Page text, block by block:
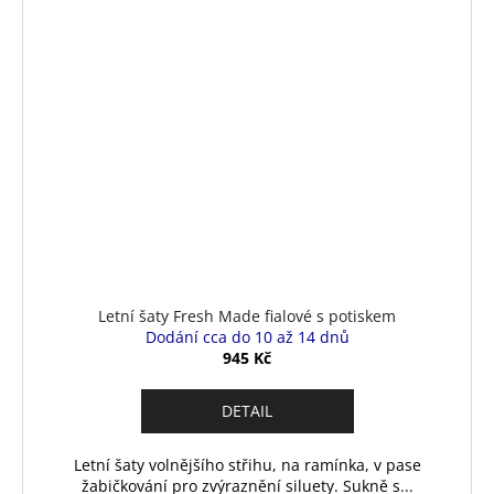
Letní šaty Fresh Made fialové s potiskem
Dodání cca do 10 až 14 dnů
945 Kč
DETAIL
Letní šaty volnějšího střihu, na ramínka, v pase
žabičkování pro zvýraznění siluety. Sukně s...